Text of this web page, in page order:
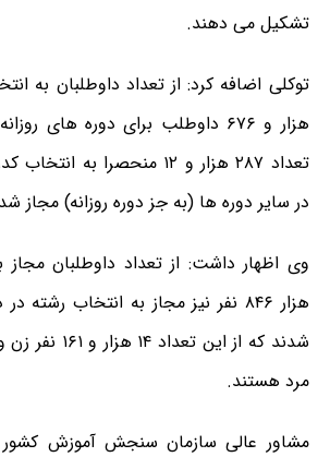
تشکیل می دهند.
هزار و ۶۷۶ داوطلب برای دوره های
تعداد ۲۸۷ هزار و ۱۲ منحصرا
در سایر دوره ها (به جز دوره روزانه) مجاز
هزار ۸۴۶ نفر نیز مجاز به انتخاب
مرد هستند.
مشاور عالی سازمان سنجش آموزش کشور